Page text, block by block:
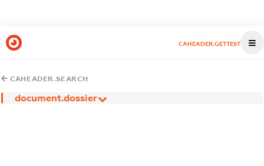
CAHEADER.GETTEST
CAHEADER.SEARCH
document.dossier